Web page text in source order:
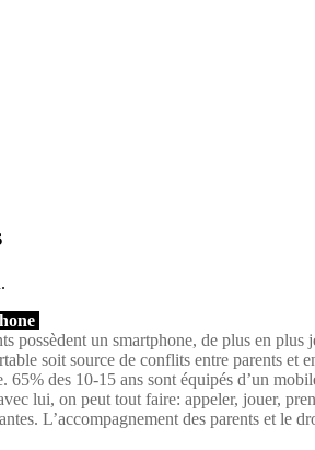
possèdent un smartphone, de plus en
soit source de conflits entre parents et
65% des 10-15 ans sont équipés d’un
lui, on peut tout faire: appeler, jouer,
L’accompagnement des parents et le